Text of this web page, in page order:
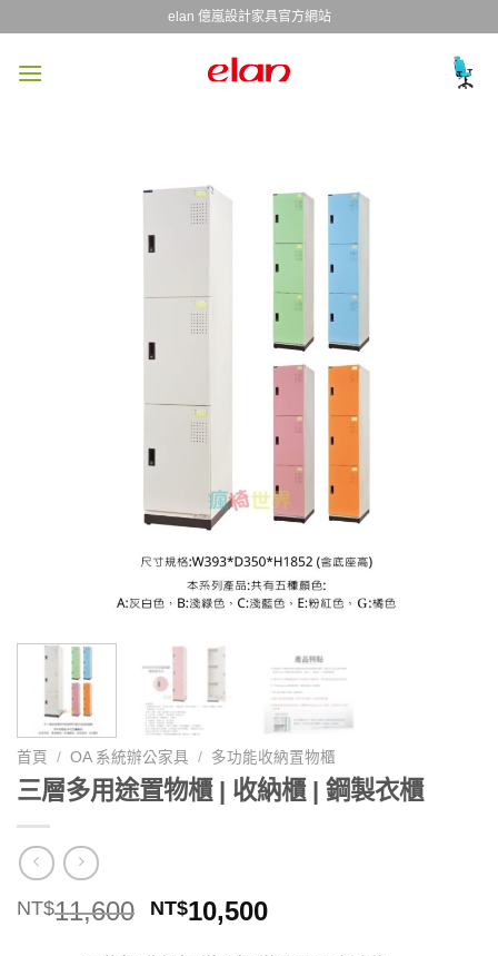
content
elan 億嵐設計家具官方網站
首頁 / OA 系統辦公家具 / 多功能收納置物櫃
三層多用途置物櫃 | 收納櫃 | 鋼製衣櫃
NT$11,600 原
NT$10,500目